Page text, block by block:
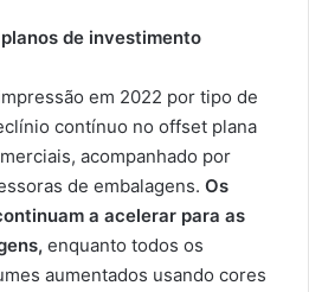
de investimento
em 2022 por tipo de
contínuo no offset plana
acompanhado por
de embalagens. Os
a acelerar para as
enquanto todos os
aumentados usando cores